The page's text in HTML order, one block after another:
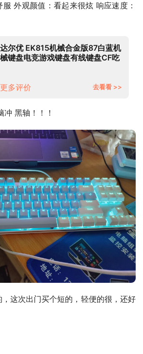
外观颜值：看起来很炫 响应速度：
达尔优 EK815机械合金版87白蓝机
械键盘电竞游戏键盘有线键盘CF吃
更多评价
去看看 >>
冲 黑轴！！！
这次出门买个短的，轻便的很，还好